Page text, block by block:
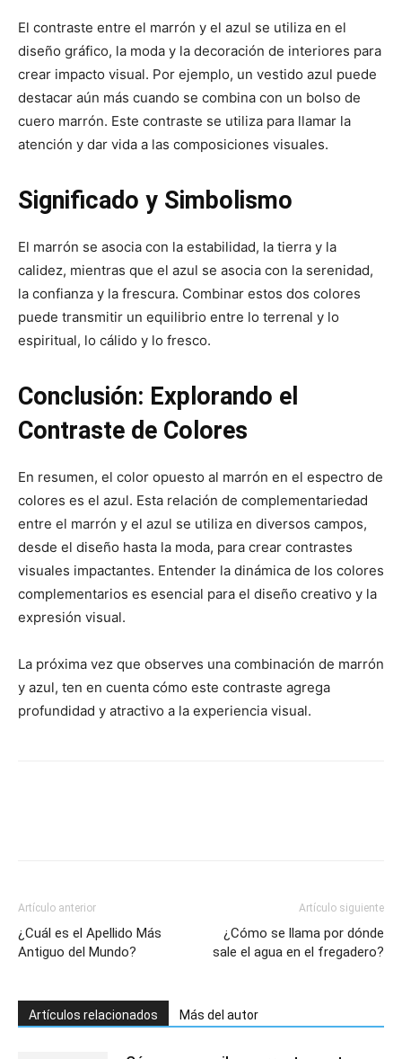
El contraste entre el marrón y el azul se utiliza en el
diseño gráfico, la moda y la decoración de interiores para
crear impacto visual. Por ejemplo, un vestido azul puede
destacar aún más cuando se combina con un bolso de
cuero marrón. Este contraste se utiliza para llamar la
atención y dar vida a las composiciones visuales.
Significado y Simbolismo
El marrón se asocia con la estabilidad, la tierra y la
calidez, mientras que el azul se asocia con la serenidad,
la confianza y la frescura. Combinar estos dos colores
puede transmitir un equilibrio entre lo terrenal y lo
espiritual, lo cálido y lo fresco.
Conclusión: Explorando el
Contraste de Colores
En resumen, el color opuesto al marrón en el espectro de
colores es el azul. Esta relación de complementariedad
entre el marrón y el azul se utiliza en diversos campos,
desde el diseño hasta la moda, para crear contrastes
visuales impactantes. Entender la dinámica de los colores
complementarios es esencial para el diseño creativo y la
expresión visual.
La próxima vez que observes una combinación de marrón
y azul, ten en cuenta cómo este contraste agrega
profundidad y atractivo a la experiencia visual.
Artículo anterior
¿Cuál es el Apellido Más
Antiguo del Mundo?
Artículo siguiente
¿Cómo se llama por dónde
sale el agua en el fregadero?
Artículos relacionados Más del autor